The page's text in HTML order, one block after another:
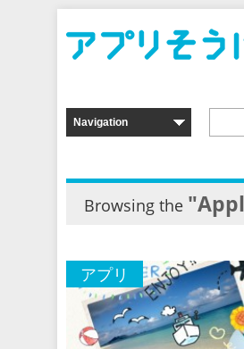
Browsing the
アプリ